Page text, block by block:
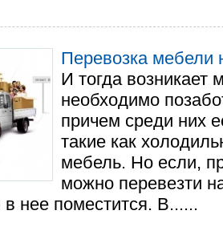
Перевозка мебели
И тогда возникает
необходимо
причем среди них
такие как
мебель. Но если,
можно перевезти
нее поместится. В......